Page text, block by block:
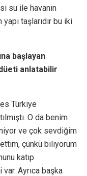
su ile havanın
taşlarıdır bu iki
başlayan
anlatabilir
Türkiye
O da benim
ve çok sevdiğim
çünkü biliyorum
katıp
Ayrıca başka